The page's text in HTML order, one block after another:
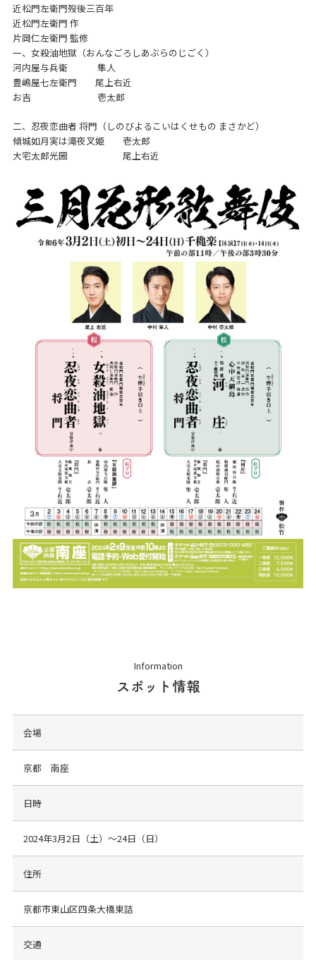
近松門左衛門歿後三百年
近松門左衛門 作
片岡仁左衛門 監修
一、女殺油地獄（おんなごろしあぶらのじごく）
河内屋与兵衛 隼人
豊嶋屋七左衛門 尾上右近
お吉 壱太郎
二、忍夜恋曲者 将門（しのびよるこいはくせもの まさかど）
傾城如月実は滝夜叉姫 壱太郎
大宅太郎光圀 尾上右近
Information
スポット情報
会場
京都 南座
日時
2024年3月2日（土）～24日（日）
住所
京都市東山区四条大橋東詰
交通